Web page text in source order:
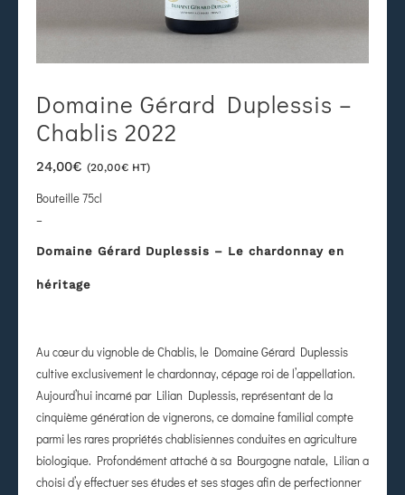
Domaine Gérard Duplessis –
Chablis 2022
24,00€ (20,00€ HT)
Bouteille 75cl
–
Domaine Gérard Duplessis – Le chardonnay en
héritage
Au cœur du vignoble de Chablis, le Domaine Gérard Duplessis
cultive exclusivement le chardonnay, cépage roi de l’appellation.
Aujourd’hui incarné par Lilian Duplessis, représentant de la
cinquième génération de vignerons, ce domaine familial compte
parmi les rares propriétés chablisiennes conduites en agriculture
biologique. Profondément attaché à sa Bourgogne natale, Lilian a
choisi d’y effectuer ses études et ses stages afin de perfectionner